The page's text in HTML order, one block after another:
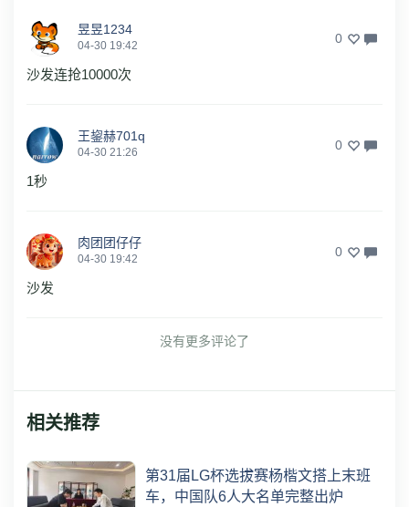
昱昱1234
04-30 19:42 0
沙发连抢10000次
王鋆赫701q
04-30 21:26 0
1秒
肉团团仔仔
04-30 19:42 0
沙发
没有更多评论了
相关推荐
第31届LG杯选拔赛杨楷文搭上末班
车，中国队6人大名单完整出炉